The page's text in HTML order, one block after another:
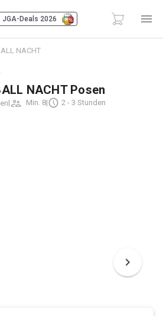
JGA-Deals 2026
NACHT
NACHT Posen
| Min. 8| 2 - 3 Stunden